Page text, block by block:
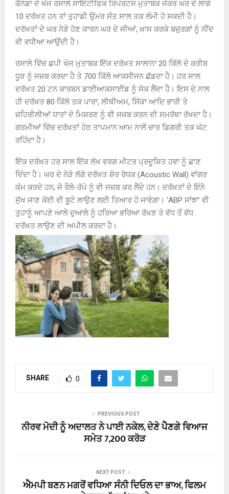
ਕੈਨੇਡਾ ਦੇ ਖੋਜ ਰਸਾਲੇ ਸਾਇੰਟੀਫਿਕ ਰਿਪੋਰਟਸ ਮੁਤਾਬਕ ਜੇਕਰ ਘਰ ਦੇ ਲਾਗੇ
10 ਦਰੱਖ਼ਤ ਹਨ ਤਾਂ ਤੁਹਾਡੀ ਉਮਰ ਸੱਤ ਸਾਲ ਤਕ ਲੰਮੀ ਹੋ ਸਕਦੀ ਹੈ।
ਦਰੱਖ਼ਤਾਂ ਦੇ ਘਰ ਨੇੜੇ ਹੋਣ ਕਾਰਨ ਘਰ ਦੇ ਜੀਆਂ, ਖ਼ਾਸ ਕਰਕੇ ਬਜ਼ੁਰਗਾਂ ਨੂੰ ਨੀਂਦ
ਵੀ ਵਧੀਆ ਆਉਂਦੀ ਹੈ।
ਰਸਾਲੇ ਵਿੱਚ ਛਪੀ ਖੋਜ ਮੁਤਾਬਕ ਇੱਕ ਦਰੱਖ਼ਤ ਸਾਲਾਨਾ 20 ਕਿੱਲੋ ਦੇ ਕਰੀਬ
ਧੂੜ ਨੂੰ ਜਜ਼ਬ ਕਰਦਾ ਹੈ ਤੇ 700 ਕਿੱਲੋ ਆਕਸੀਜਨ ਛੱਡਦਾ ਹੈ। ਹਰ ਸਾਲ
ਦਰੱਖ਼ਤ 20 ਟਨ ਕਾਰਬਨ ਡਾਈਆਕਸਾਈਡ ਨੂੰ ਸੋਕ ਲੈਂਦਾ ਹੈ। ਇਸ ਦੇ ਨਾਲ
ਹੀ ਦਰੱਖ਼ਤ 80 ਕਿੱਲੋ ਤਕ ਪਾਰਾ, ਲੀਥੀਅਮ, ਸਿੱਕਾ ਆਦਿ ਭਾਰੀ ਤੇ
ਜ਼ਹਿਰੀਲੀਆਂ ਧਾਤਾਂ ਦੇ ਮਿਸ਼ਰਣ ਨੂੰ ਵੀ ਜਜ਼ਬ ਕਰਨ ਦੀ ਸਮਰੱਥਾ ਰੱਖਦਾ ਹੈ।
ਗਰਮੀਆਂ ਵਿੱਚ ਦਰੱਖ਼ਤਾਂ ਹੇਠ ਤਾਪਮਾਨ ਆਮ ਨਾਲੋਂ ਚਾਰ ਡਿਗਰੀ ਤਕ ਘੱਟ
ਰਹਿੰਦਾ ਹੈ।
ਇੱਕ ਦਰੱਖ਼ਤ ਹਰ ਸਾਲ ਇੱਕ ਲੱਖ ਵਰਗ ਮੀਟਰ ਪ੍ਰਦੂਸ਼ਿਤ ਹਵਾ ਨੂੰ ਛਾਣ
ਦਿੰਦਾ ਹੈ। ਘਰ ਦੇ ਨੇੜੇ ਲੱਗੇ ਦਰੱਖ਼ਤ ਸ਼ੋਰ ਰੋਧਕ (Acoustic Wall) ਵਾਂਗਰ
ਕੰਮ ਕਰਦੇ ਹਨ, ਜੋ ਰੌਲੇ-ਰੱਪੇ ਨੂੰ ਵੀ ਜਜ਼ਬ ਕਰ ਲੈਂਦੇ ਹਨ। ਦਰੱਖ਼ਤਾਂ ਦੇ ਇੰਨੇ
ਸੁੱਖ ਜਾਣ ਕੋਈ ਵੀ ਬੂਟੇ ਲਾਉਣ ਲਈ ਤਿਆਰ ਹੋ ਜਾਵੇਗਾ। ‘ABP ਸਾਂਝਾ’ ਵੀ
ਤੁਹਾਨੂੰ ਆਪਣੇ ਆਲੇ ਦੁਆਲੇ ਨੂੰ ਹਰਿਆ ਭਰਿਆ ਰੱਖਣ ਤੇ ਵੱਧ ਤੋਂ ਵੱਧ
ਦਰੱਖ਼ਤ ਲਾਉਣ ਦੀ ਅਪੀਲ ਕਰਦਾ ਹੈ।
SHARE 0
PREVIOUS POST
ਨੀਰਵ ਮੋਦੀ ਨੂੰ ਅਦਾਲਤ ਨੇ ਪਾਈ ਨਕੇਲ, ਦੇਣੇ ਪੈਣਗੇ ਵਿਆਜ
ਸਮੇਤ 7,200 ਕਰੋੜ
NEXT POST
ਐਮਪੀ ਬਣਨ ਮਗਰੋਂ ਵਧਿਆ ਸੰਨੀ ਦਿਓਲ ਦਾ ਭਾਅ, ਫਿਲਮ